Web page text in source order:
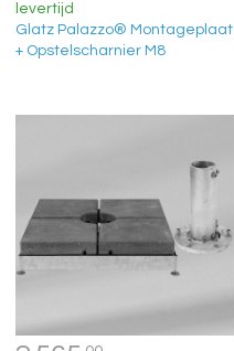
levertijd
Glatz Palazzo® Montageplaat
+ Opstelscharnier M8